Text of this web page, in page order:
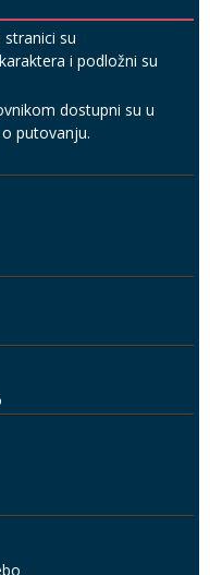
su
i podložni su
dostupni su u
putovanju.